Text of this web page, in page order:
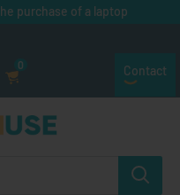
purchase of a laptop
0 Contact